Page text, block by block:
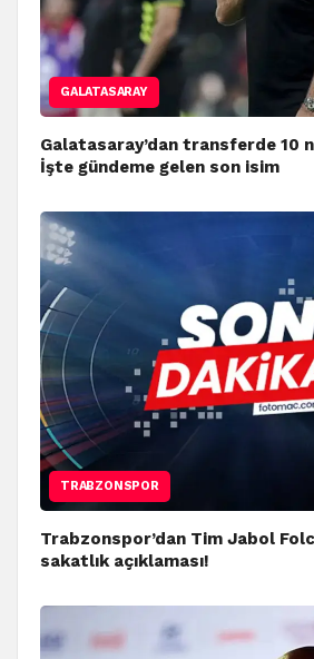
GALATASARAY
Galatasaray’dan transferde 10
İşte gündeme gelen son isim
TRABZONSPOR
Trabzonspor’dan Tim Jabol
sakatlık açıklaması!